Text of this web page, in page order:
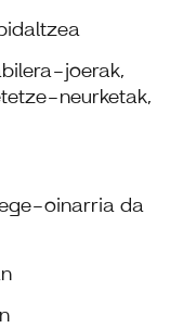
joerak,
neurketak,
oinarria da